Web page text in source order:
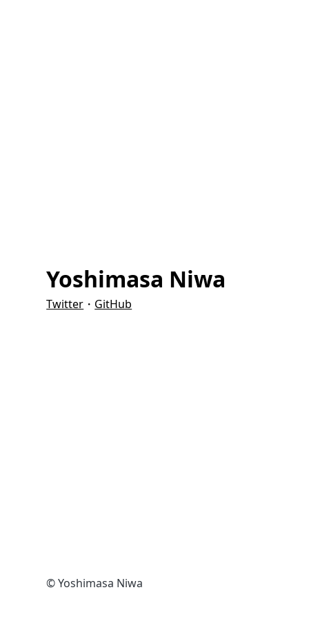
Yoshimasa Niwa
Twitter ・ GitHub
© Yoshimasa Niwa